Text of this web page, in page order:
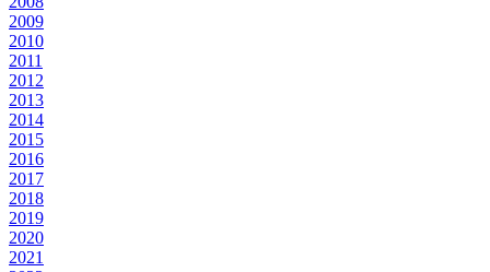
2009
2010
2011
2012
2013
2014
2015
2016
2017
2018
2019
2020
2021